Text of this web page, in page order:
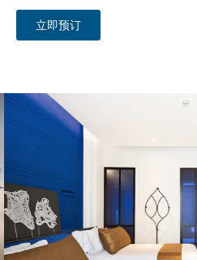
立即预订